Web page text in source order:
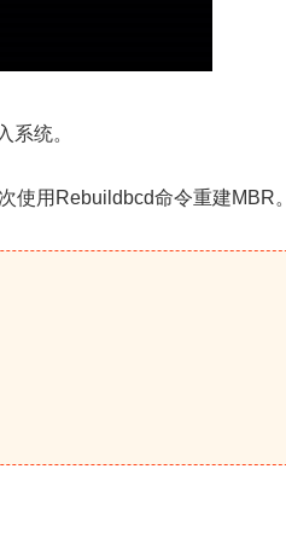
系统。
使用Rebuildbcd命令重建MBR。